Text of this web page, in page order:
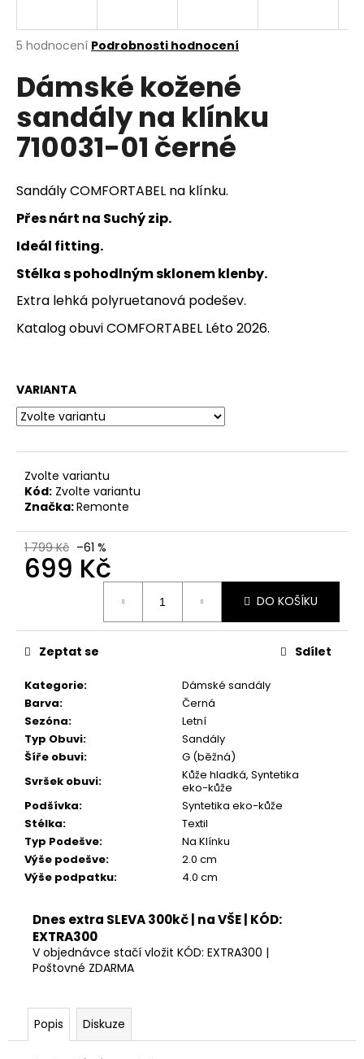
Průměrné
produktu
je
z
5
hvězdiček.
5 hodnocení Podrobnosti hodnocení
Dámské kožené
sandály na klínku
710031-01 černé
Sandály COMFORTABEL na klínku.
Přes nárt na Suchý zip.
Ideál fitting.
Stélka s pohodlným sklonem klenby.
Extra lehká polyruetanová podešev.
Katalog obuvi COMFORTABEL Léto 2026.
VARIANTA
Zvolte variantu
Kód: Zvolte variantu
Značka:Remonte
1 799 Kč –61 %
699 Kč
DO KOŠÍKU
Kategorie:
Dámské sandály
Barva:
Černá
Sezóna:
Letní
Typ Obuvi:
Sandály
Šíře obuvi:
G (běžná)
Svršek obuvi:
Kůže hladká, Syntetika
eko-kůže
Podšívka:
Syntetika eko-kůže
Stélka:
Textil
Typ Podešve:
Na Klínku
Výše podešve:
2.0 cm
Výše podpatku: 4.0 cm
Zeptat se Sdílet
Dnes extra SLEVA 300kč | na VŠE | KÓD:
EXTRA300
V objednávce stačí vložit KÓD: EXTRA300 |
Poštovné ZDARMA
Popis Diskuze
j
t
?
HLEDAT
o
p
r
u
j
e
e
DÁMSKÉ
SANDÁLY
NA
SUCHÝ
ZIP
08
Kč
Původně:
999
Kč